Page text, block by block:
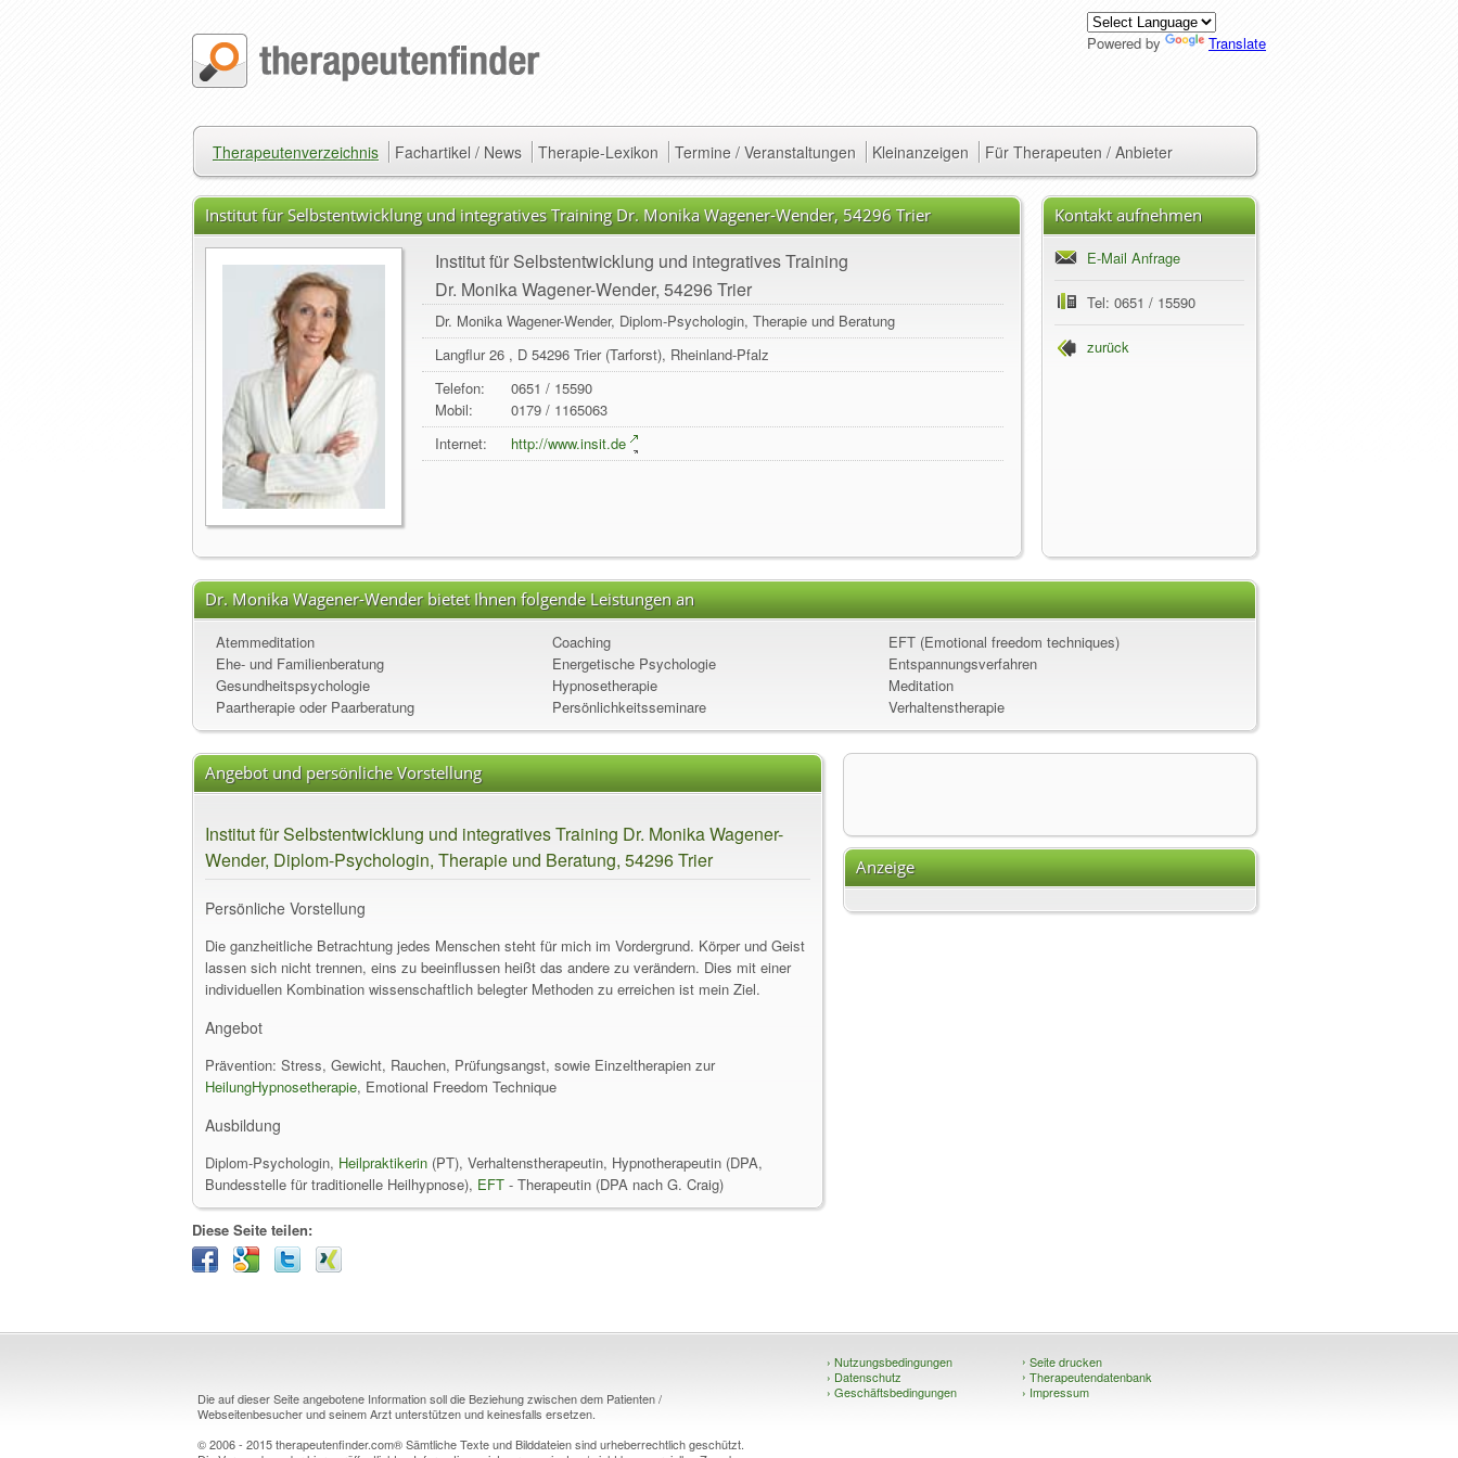
Powered by Translate
Therapeutenverzeichnis Fachartikel / News Therapie-Lexikon Termine / Veranstaltungen Kleinanzeigen Für Therapeuten / Anbieter
Institut für Selbstentwicklung und integratives Training Dr. Monika Wagener-Wender, 54296 Trier
Institut für Selbstentwicklung und integratives Training
Dr. Monika Wagener-Wender, 54296 Trier
Dr. Monika Wagener-Wender, Diplom-Psychologin, Therapie und Beratung
Langflur 26 , D 54296 Trier(Tarforst), Rheinland-Pfalz
Telefon:
0651 / 15590
Mobil:
0179 / 1165063
Internet:
http://www.insit.de
Kontakt aufnehmen
E-Mail Anfrage
Tel: 0651 / 15590
zurück
Dr. Monika Wagener-Wender bietet Ihnen folgende Leistungen an
Atemmeditation Coaching
EFT (Emotional freedom techniques)
Ehe- und Familienberatung
Energetische Psychologie
Entspannungsverfahren
Gesundheitspsychologie
Hypnosetherapie
Meditation
Paartherapie oder Paarberatung
Persönlichkeitsseminare Verhaltenstherapie
Angebot und persönliche Vorstellung
Institut für Selbstentwicklung und integratives Training Dr. Monika Wagener-
Wender, Diplom-Psychologin, Therapie und Beratung, 54296 Trier
Persönliche Vorstellung
Die ganzheitliche Betrachtung jedes Menschen steht für mich im Vordergrund. Körper und Geist
lassen sich nicht trennen, eins zu beeinflussen heißt das andere zu verändern. Dies mit einer
individuellen Kombination wissenschaftlich belegter Methoden zu erreichen ist mein Ziel.
Angebot
Prävention: Stress, Gewicht, Rauchen, Prüfungsangst, sowie Einzeltherapien zur
HeilungHypnosetherapie, Emotional Freedom Technique
Ausbildung
Diplom-Psychologin, Heilpraktikerin (PT), Verhaltenstherapeutin, Hypnotherapeutin (DPA,
Bundesstelle für traditionelle Heilhypnose), EFT - Therapeutin (DPA nach G. Craig)
Diese Seite teilen:
Anzeige
Die auf dieser Seite angebotene Information soll die Beziehung zwischen dem Patienten /
Webseitenbesucher und seinem Arzt unterstützen und keinesfalls ersetzen.
© 2006 - 2015 therapeutenfinder.com® Sämtliche Texte und Bilddateien sind urheberrechtlich geschützt.
› Nutzungsbedingungen
› Datenschutz
› Geschäftsbedingungen
› Seite drucken
› Therapeutendatenbank
› Impressum